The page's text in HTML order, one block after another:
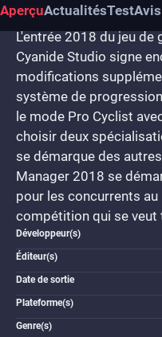
AperçuActualitésTestAvis
L'entrée 2018 du jeu
Cyanide Studio signe
modifications
système de
le mode Pro Cyclist
choisir deux
se démarque des
Manager 2018 se
pour les concurrents
compétition qui se veut
Développeur(s)
Éditeur(s)
Date de sortie
Plateforme(s)
Genre(s)